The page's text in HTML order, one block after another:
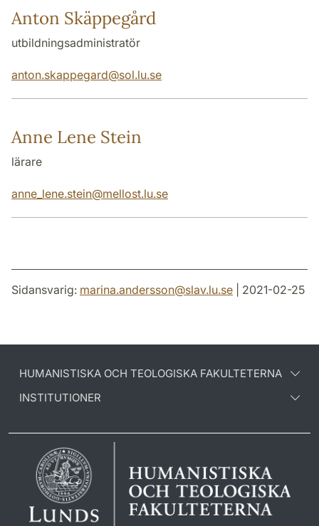
Anton Skäppegård
utbildningsadministratör
anton.skappegard@sol.lu.se
Anne Lene Stein
lärare
anne_lene.stein@mellost.lu.se
Sidansvarig: marina.andersson@slav.lu.se | 2021-02-25
HUMANISTISKA OCH TEOLOGISKA FAKULTETERNA
INSTITUTIONER